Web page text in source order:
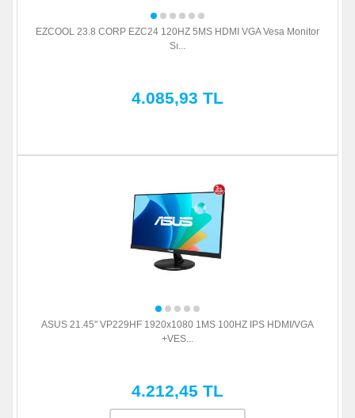
EZCOOL 23.8 CORP EZC24 120HZ 5MS HDMI VGA Vesa Monitor
Sı...
4.085,93 TL
ASUS 21.45" VP229HF 1920x1080 1MS 100HZ IPS HDMI/VGA
+VES...
4.212,45 TL